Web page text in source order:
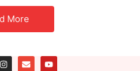
More